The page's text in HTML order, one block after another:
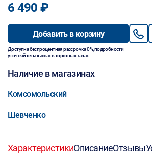
6 490 ₽
Добавить в корзину
Доступна беспроцентная рассрочка 0%, подробности
уточняйте на кассах в торговых залах.
Наличие в магазинах
Комсомольский
Шевченко
ХарактеристикиОписаниеОтзывы